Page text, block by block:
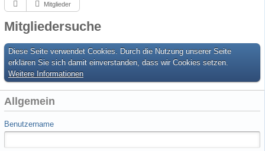
Mitglieder
Mitgliedersuche
Diese Seite verwendet Cookies. Durch die Nutzung unserer Seite
erklären Sie sich damit einverstanden, dass wir Cookies setzen.
Weitere Informationen
Allgemein
Benutzername